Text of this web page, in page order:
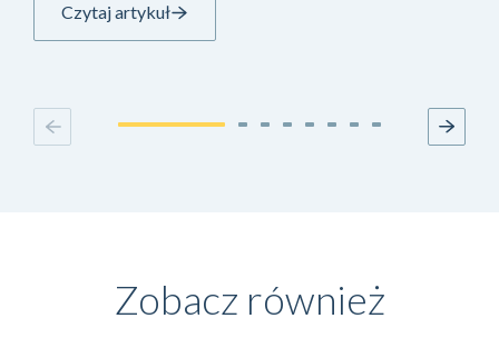
Czytaj artykuł
Zobacz również